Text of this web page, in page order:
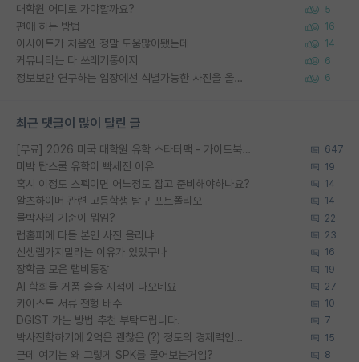
대학원 어디로 가야할까요? 5
편애 하는 방법 16
이사이트가 처음엔 정말 도움많이됐는데 14
커뮤니티는 다 쓰레기통이지 6
정보보안 연구하는 입장에선 식별가능한 사진을 올리는건 비추이긴함 6
최근 댓글이 많이 달린 글
[무료] 2026 미국 대학원 유학 스타터팩 - 가이드북 & 합격자 컨택메일 템플릿 647
미박 탑스쿨 유학이 빡세진 이유 19
혹시 이정도 스펙이면 어느정도 잡고 준비해야하나요? 14
알츠하이머 관련 고등학생 탐구 포트폴리오 14
물박사의 기준이 뭐임? 22
랩홈피에 다들 본인 사진 올리냐 23
신생랩가지말라는 이유가 있었구나 16
장학금 모은 랩비통장 19
AI 학회들 거품 슬슬 지적이 나오네요 27
카이스트 서류 전형 배수 10
DGIST 가는 방법 추천 부탁드립니다. 7
박사진학하기에 2억은 괜찮은 (?) 정도의 경제력인가요 15
근데 여기는 왜 그렇게 SPK를 물어보는거임? 8